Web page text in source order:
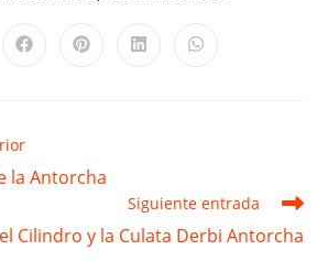
Se Se Se Se
la Antorcha
Siguiente entrada
Cilindro y la Culata Derbi Antorcha